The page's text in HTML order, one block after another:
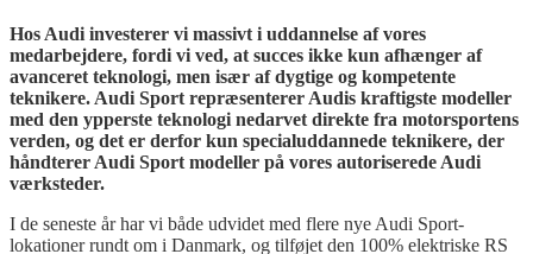
Hos Audi investerer vi massivt i uddannelse af vores
medarbejdere, fordi vi ved, at succes ikke kun afhænger af
avanceret teknologi, men især af dygtige og kompetente
teknikere. Audi Sport repræsenterer Audis kraftigste modeller
med den ypperste teknologi nedarvet direkte fra motorsportens
verden, og det er derfor kun specialuddannede teknikere, der
håndterer Audi Sport modeller på vores autoriserede Audi
værksteder.
I de seneste år har vi både udvidet med flere nye Audi Sport-
lokationer rundt om i Danmark, og tilføjet den 100% elektriske RS